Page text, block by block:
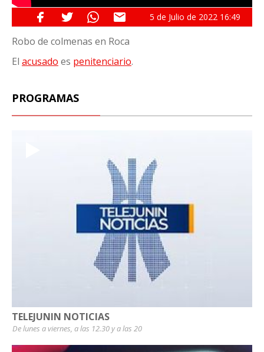
5 de Julio de 2022 16:49
Robo de colmenas en Roca
El acusado es penitenciario.
PROGRAMAS
TELEJUNIN NOTICIAS
De lunes a viernes, a las 12.30 y a las 20